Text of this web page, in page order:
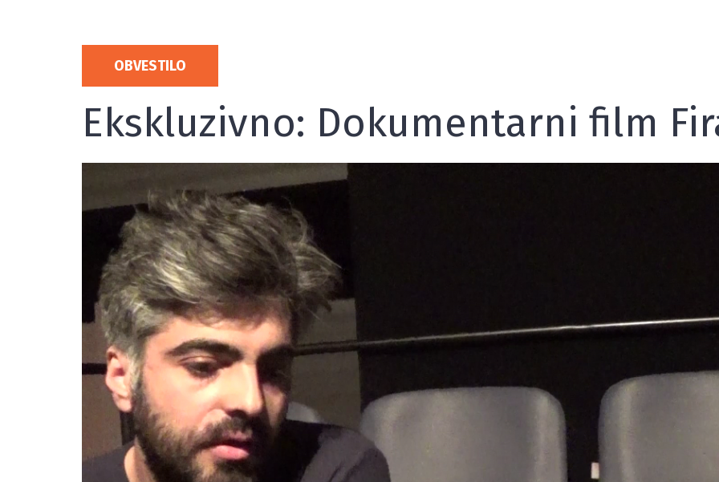
OBVESTILO
Ekskluzivno: Dokumentarni film